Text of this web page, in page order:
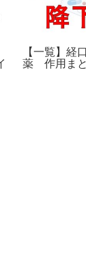
【一覧】経
薬 作用ま